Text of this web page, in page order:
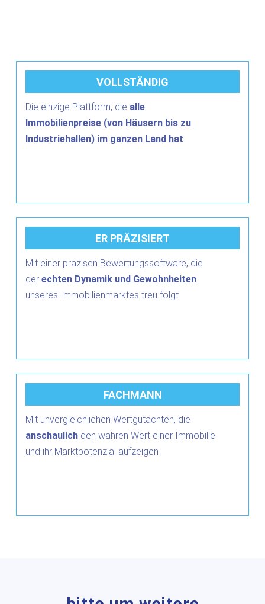
VOLLSTÄNDIG
Die einzige Plattform, die alle
Immobilienpreise (von Häusern bis zu
Industriehallen) im ganzen Land hat
ER PRÄZISIERT
Mit einer präzisen Bewertungssoftware, die
der echten Dynamik und Gewohnheiten
unseres Immobilienmarktes treu folgt
FACHMANN
Mit unvergleichlichen Wertgutachten, die
anschaulich den wahren Wert einer Immobilie
und ihr Marktpotenzial aufzeigen